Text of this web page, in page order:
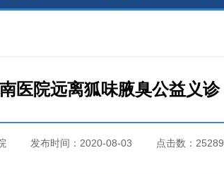
医院远离狐味腋臭公益义诊
发布时间：2020-08-03 点击数：25289